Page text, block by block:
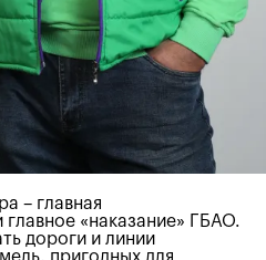
– главная
«наказание» ГБАО.
дороги и линии
пригодных для